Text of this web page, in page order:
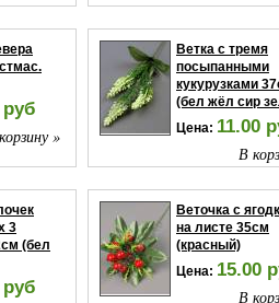
руб
»
Ветка с тремя
посыпанными
кукурузками
(бел жёл сир
Цена: 11.00
В
3
(бел
руб
Веточка с
на листе 35см
(красный)
Цена: 15.00
В